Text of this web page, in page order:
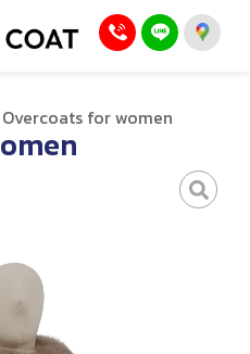
Overcoats for women